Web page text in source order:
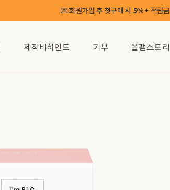
💌 회원가입 후 첫구매 시 5%+ 적립금
제작비하인드 기부 올팸스토리